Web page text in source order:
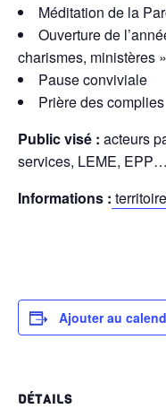
Méditation de la
Ouverture de
charismes, ministères »
Pause conviviale
Prière des complies
Public visé : acteurs
services, LEME, EPP…
Informations :
Ajouter au
DÉTAILS